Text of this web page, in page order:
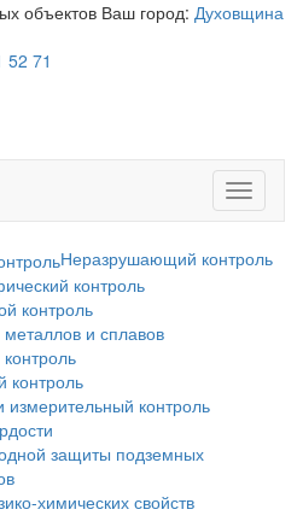
объектов Ваш город: Духовщина
52 71
Неразрушающий контроль
контроль
контроль
и сплавов
контроль
контроль
измерительный контроль
защиты подземных
химических свойств